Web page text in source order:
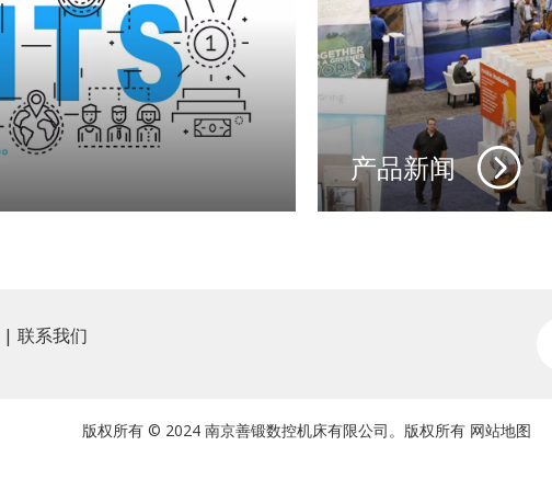
产品新闻
| 联系我们
版权所有 © 2024 南京善锻数控机床有限公司。版权所有 网站地图